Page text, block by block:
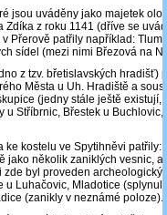
jsou uváděny jako majetek
z roku 1141 (dříve se
Přerově patřily například:
sídel (mezi nimi Březová na
z tzv. břetislavských hradišť)
Města u Uh. Hradiště a
(jedny stále ještě existují,
u Stříbrnic, Břestek u Buchlovic,
kostelu ve Spytihněvi patřily:
jako několik zaniklých vesnic, a
byl proveden archeologický
u Luhačovic, Mladotice
(zanikly v neznámé poloze).